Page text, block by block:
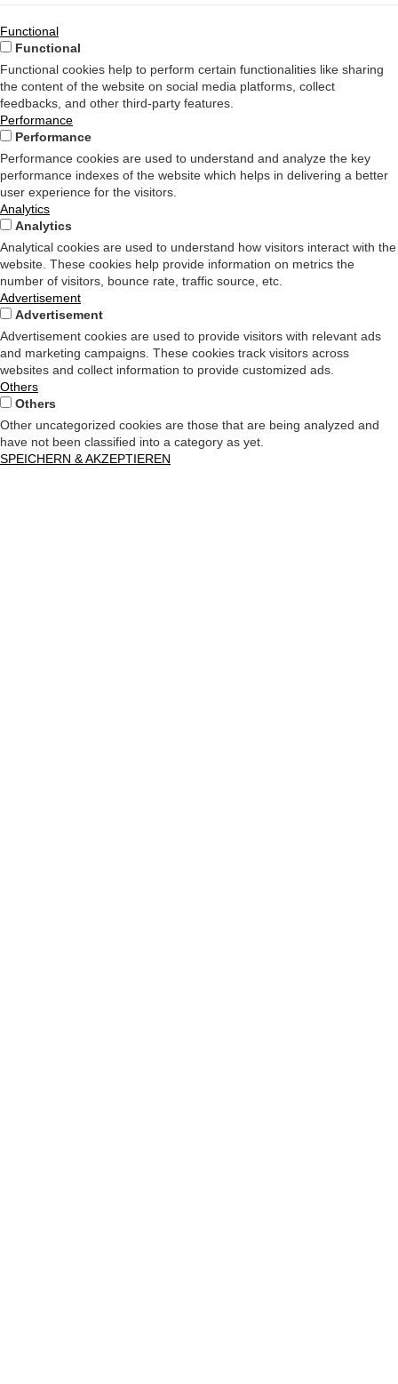
Functional
Functional
Functional cookies help to perform certain functionalities like sharing
the content of the website on social media platforms, collect
feedbacks, and other third-party features.
Performance
Performance
Performance cookies are used to understand and analyze the key
performance indexes of the website which helps in delivering a better
user experience for the visitors.
Analytics
Analytics
Analytical cookies are used to understand how visitors interact with the
website. These cookies help provide information on metrics the
number of visitors, bounce rate, traffic source, etc.
Advertisement
Advertisement
Advertisement cookies are used to provide visitors with relevant ads
and marketing campaigns. These cookies track visitors across
websites and collect information to provide customized ads.
Others
Others
Other uncategorized cookies are those that are being analyzed and
have not been classified into a category as yet.
SPEICHERN & AKZEPTIEREN